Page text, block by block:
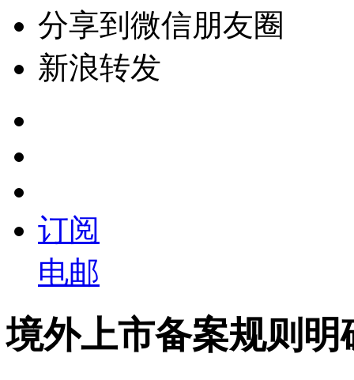
分享到微信朋友圈
新浪转发
订阅
电邮
境外上市备案规则